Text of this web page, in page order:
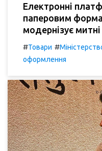
Електронні
паперовим
модернізує
#Товари #
оформлення